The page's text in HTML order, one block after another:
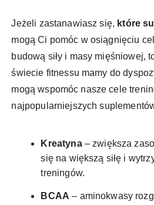
Jeżeli zastanawiasz się, które
mogą Ci pomóc w osiągnięciu
budową siły i masy mięśniowej,
świecie fitnessu mamy do
mogą wspomóc nasze cele
najpopularniejszych
Kreatyna– zwiększa
się na większą siłę i
treningów.
BCAA – aminokwasy